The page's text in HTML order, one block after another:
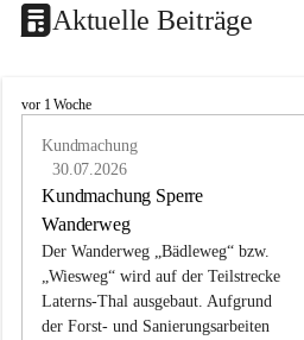
Aktuelle Beiträge
L
vor 1 Woche
Kundmachung
30.07.2026
Kundmachung Sperre
Wanderweg
Der Wanderweg „Bädleweg“ bzw.
„Wiesweg“ wird auf der Teilstrecke
Laterns-Thal ausgebaut. Aufgrund
der Forst- und Sanierungsarbeiten